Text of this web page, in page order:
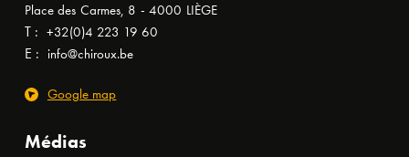
Place des Carmes, 8 - 4000 LIÈGE
T : +32(0)4 223 19 60
E : info@chiroux.be
Google map
Médias